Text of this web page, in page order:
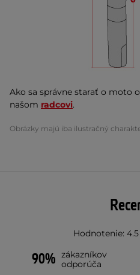
Ako sa správne starať o moto
našom radcovi.
Obrázky majú iba ilustračný
Hodnotenie: 4.5
90% zákazníkov
odporúča